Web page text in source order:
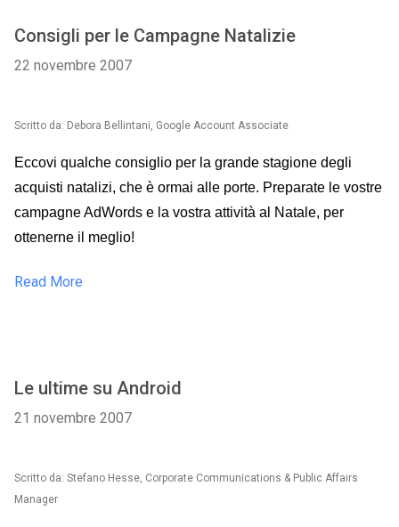
Consigli per le Campagne Natalizie
22 novembre 2007
Scritto da: Debora Bellintani, Google Account Associate
Eccovi qualche consiglio per la grande stagione degli
acquisti natalizi, che è ormai alle porte. Preparate le vostre
campagne AdWords e la vostra attività al Natale, per
ottenerne il meglio!
Read More
Le ultime su Android
21 novembre 2007
Scritto da: Stefano Hesse, Corporate Communications & Public Affairs
Manager